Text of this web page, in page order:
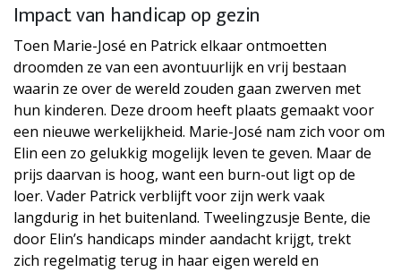
Impact van handicap op gezin
Toen Marie-José en Patrick elkaar ontmoetten
droomden ze van een avontuurlijk en vrij bestaan
waarin ze over de wereld zouden gaan zwerven met
hun kinderen. Deze droom heeft plaats gemaakt voor
een nieuwe werkelijkheid. Marie-José nam zich voor om
Elin een zo gelukkig mogelijk leven te geven. Maar de
prijs daarvan is hoog, want een burn-out ligt op de
loer. Vader Patrick verblijft voor zijn werk vaak
langdurig in het buitenland. Tweelingzusje Bente, die
door Elin’s handicaps minder aandacht krijgt, trekt
zich regelmatig terug in haar eigen wereld en